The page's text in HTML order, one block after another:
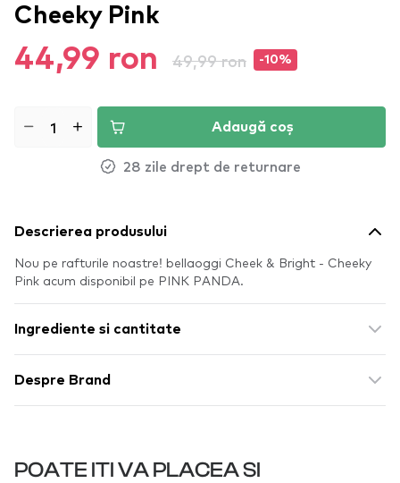
Cheeky Pink
44,99 ron 49,99 ron -10%
Adaugă coș
28 zile drept de returnare
Descrierea produsului
Nou pe rafturile noastre! bellaoggi Cheek & Bright - Cheeky
Pink acum disponibil pe PINK PANDA.
Ingrediente si cantitate
Despre Brand
POATE ITI VA PLACEA SI